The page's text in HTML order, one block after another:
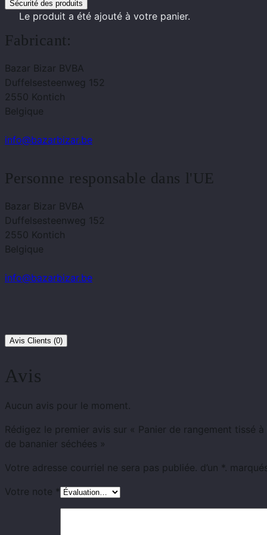
Le produit a été ajouté à votre panier.
Sécurité des produits
Fabricant:
Bazar Bizar BVBA
Duffelsesteenweg 152
2550 Kontich
Belgique
info@bazarbizar.be
Personne responsable dans l'UE
Bazar Bizar BVBA
Duffelsesteenweg 152
2550 Kontich
Belgique
info@bazarbizar.be
Avis Clients (0)
Avis
Aucun avis pour le moment.
Rédigez le premier avis sur « Panier de rangement tissé à
de bananier séchées »
Votre adresse courriel ne sera pas publiée. d’un *.
Votre note *